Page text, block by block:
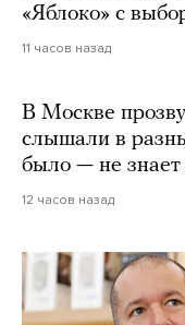
«Яблоко» с
11 часов назад
В Москве
слышали в
было — не
12 часов назад